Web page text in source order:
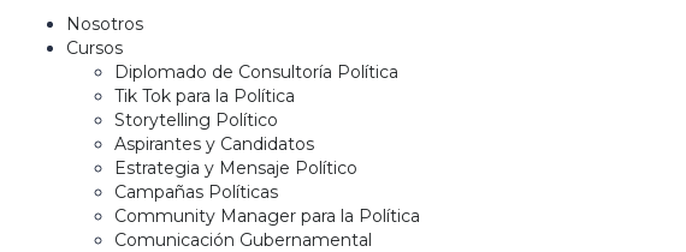
Nosotros
Cursos
Diplomado de Consultoría Política
Tik Tok para la Política
Storytelling Político
Aspirantes y Candidatos
Estrategia y Mensaje Político
Campañas Políticas
Community Manager para la Política
Comunicación Gubernamental